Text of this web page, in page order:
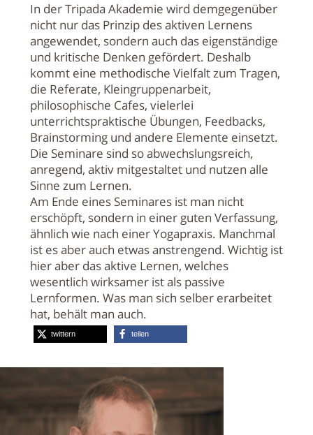
In der Tripada Akademie wird demgegenüber
nicht nur das Prinzip des aktiven Lernens
angewendet, sondern auch das eigenständige
und kritische Denken gefördert. Deshalb
kommt eine methodische Vielfalt zum Tragen,
die Referate, Kleingruppenarbeit,
philosophische Cafes, vielerlei
unterrichtspraktische Übungen, Feedbacks,
Brainstorming und andere Elemente einsetzt.
Die Seminare sind so abwechslungsreich,
anregend, aktiv mitgestaltet und nutzen alle
Sinne zum Lernen.
Am Ende eines Seminares ist man nicht
erschöpft, sondern in einer guten Verfassung,
ähnlich wie nach einer Yogapraxis. Manchmal
ist es aber auch etwas anstrengend. Wichtig ist
hier aber das aktive Lernen, welches
wesentlich wirksamer ist als passive
Lernformen. Was man sich selber erarbeitet
hat, behält man auch.
twittern teilen